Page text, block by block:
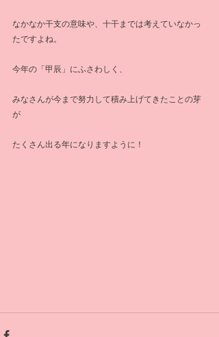
なかなか干支の意味や、十干までは考えていなかっ
たですよね。
今年の「甲辰」にふさわしく、
みなさんが今まで努力して積み上げてきたことの芽
が
たくさん出る年になりますように！